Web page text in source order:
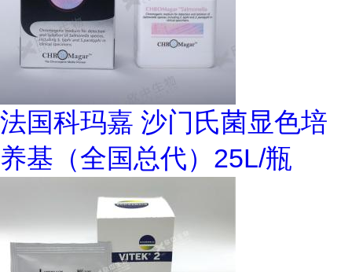
法国科玛嘉 沙门氏菌显色培
养基（全国总代）25L/瓶